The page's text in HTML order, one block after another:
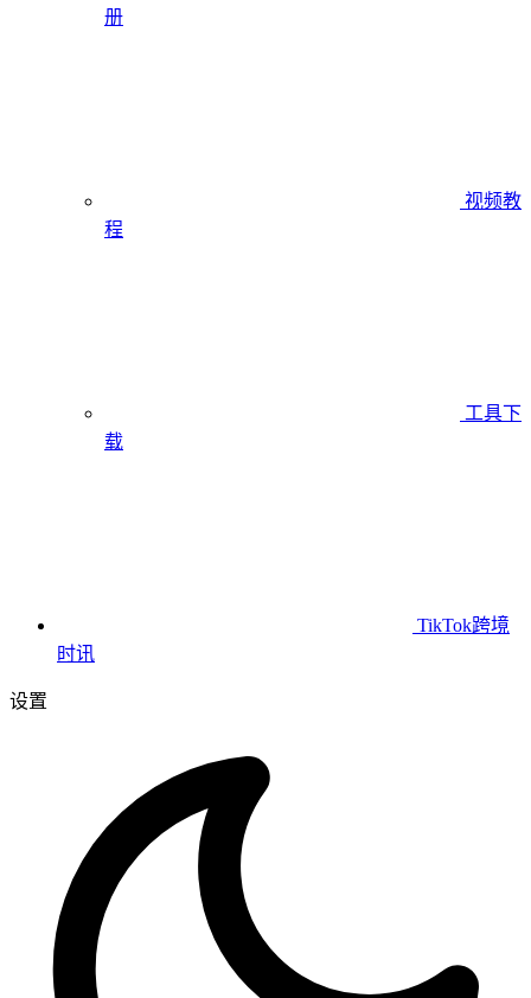
册
视频教
程
工具下
载
TikTok跨境
时讯
设置